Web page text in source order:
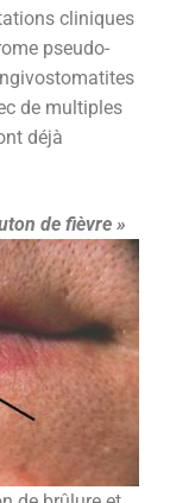
cliniques
pseudo-
de multiples
déjà
de fièvre »